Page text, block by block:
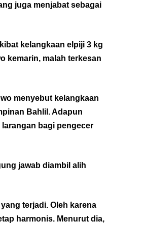
juga menjabat sebagai
kelangkaan elpiji 3 kg
kemarin, malah terkesan
menyebut kelangkaan
Bahlil. Adapun
bagi pengecer
jawab diambil alih
terjadi. Oleh karena
harmonis. Menurut dia,